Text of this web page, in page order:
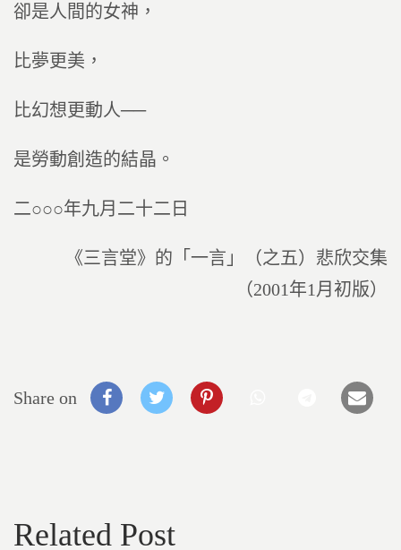
卻是人間的女神，
比夢更美，
比幻想更動人──
是勞動創造的結晶。
二○○○年九月二十二日
《三言堂》的「一言」（之五）悲欣交集
（2001年1月初版）
Share on
Related Post